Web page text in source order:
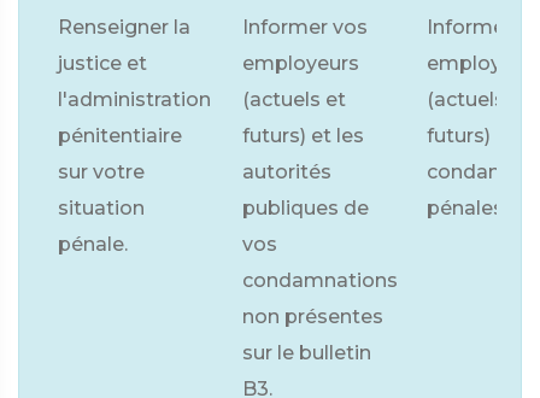
Renseigner la
justice et
l'administration
pénitentiaire
sur votre
situation
pénale.
Informer vos
employeurs
(actuels et
futurs) et les
autorités
publiques de
vos
condamnations
non présentes
sur le bulletin
B3.
Informer
(actuels et
futurs) de
pénales